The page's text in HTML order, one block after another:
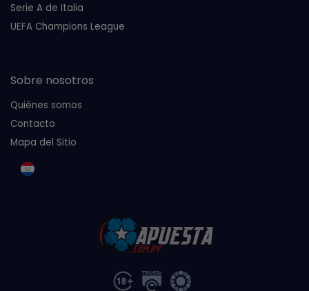
Serie A de Italia
UEFA Champions League
Sobre nosotros
Quiénes somos
Contacto
Mapa del Sitio